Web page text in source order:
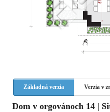
Základná verzia Verzia v
Dom v orgovánoch 14 |